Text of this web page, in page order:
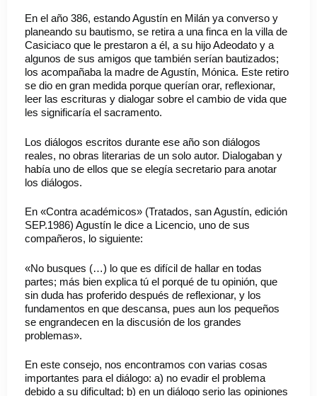
En el año 386, estando Agustín en Milán ya converso y
planeando su bautismo, se retira a una finca en la villa de
Casiciaco que le prestaron a él, a su hijo Adeodato y a
algunos de sus amigos que también serían bautizados;
los acompañaba la madre de Agustín, Mónica. Este retiro
se dio en gran medida porque querían orar, reflexionar,
leer las escrituras y dialogar sobre el cambio de vida que
les significaría el sacramento.
Los diálogos escritos durante ese año son diálogos
reales, no obras literarias de un solo autor. Dialogaban y
había uno de ellos que se elegía secretario para anotar
los diálogos.
En «Contra académicos» (Tratados, san Agustín, edición
SEP.1986) Agustín le dice a Licencio, uno de sus
compañeros, lo siguiente:
«No busques (…) lo que es difícil de hallar en todas
partes; más bien explica tú el porqué de tu opinión, que
sin duda has proferido después de reflexionar, y los
fundamentos en que descansa, pues aun los pequeños
se engrandecen en la discusión de los grandes
problemas».
En este consejo, nos encontramos con varias cosas
importantes para el diálogo: a) no evadir el problema
debido a su dificultad; b) en un diálogo serio las opiniones